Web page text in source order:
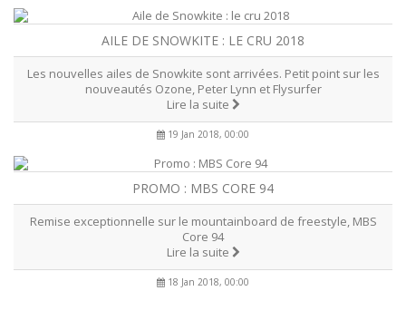
AILE DE SNOWKITE : LE CRU 2018
Les nouvelles ailes de Snowkite sont arrivées. Petit point sur les
nouveautés Ozone, Peter Lynn et Flysurfer
Lire la suite
19 Jan 2018, 00:00
PROMO : MBS CORE 94
Remise exceptionnelle sur le mountainboard de freestyle, MBS
Core 94
Lire la suite
18 Jan 2018, 00:00